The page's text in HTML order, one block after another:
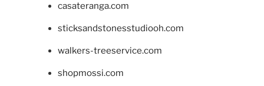
casateranga.com
sticksandstonesstudiooh.com
walkers-treeservice.com
shopmossi.com